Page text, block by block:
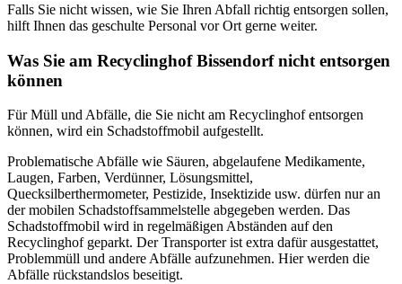
Falls Sie nicht wissen, wie Sie Ihren Abfall richtig entsorgen sollen,
hilft Ihnen das geschulte Personal vor Ort gerne weiter.
Was Sie am Recyclinghof Bissendorf nicht entsorgen
können
Für Müll und Abfälle, die Sie nicht am Recyclinghof entsorgen
können, wird ein Schadstoffmobil aufgestellt.
Problematische Abfälle wie Säuren, abgelaufene Medikamente,
Laugen, Farben, Verdünner, Lösungsmittel,
Quecksilberthermometer, Pestizide, Insektizide usw. dürfen nur an
der mobilen Schadstoffsammelstelle abgegeben werden. Das
Schadstoffmobil wird in regelmäßigen Abständen auf den
Recyclinghof geparkt. Der Transporter ist extra dafür ausgestattet,
Problemmüll und andere Abfälle aufzunehmen. Hier werden die
Abfälle rückstandslos beseitigt.